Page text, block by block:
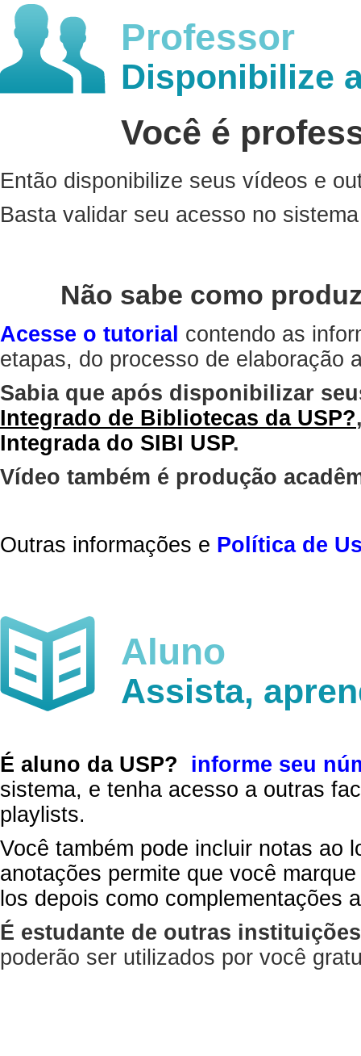
Professor
Disponibilize
Você é
Então disponibilize seus vídeos e
Basta validar seu acesso no
Não sabe como
Acesse o tutorial contendo as
etapas, do processo de elaboração
Sabia que após disponibilizar
Integrado de Bibliotecas da USP?
Integrada do SIBI USP.
Vídeo também é produção
Outras informações e Política de
Aluno
Assista,
É aluno da USP?
informe seu
sistema, e tenha acesso a outras
playlists.
Você também pode incluir notas ao
anotações permite que você
los depois como complementações
É estudante de outras
poderão ser utilizados por você